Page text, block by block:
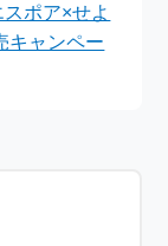
ポア×せよ
キャンペー